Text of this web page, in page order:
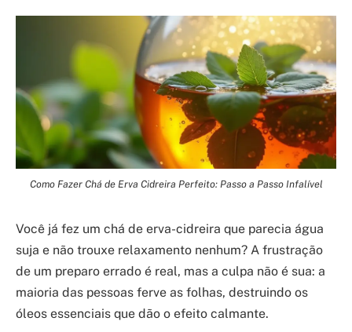
Como Fazer Chá de Erva Cidreira Perfeito: Passo a Passo Infalível
Você já fez um chá de erva-cidreira que parecia água
suja e não trouxe relaxamento nenhum? A frustração
de um preparo errado é real, mas a culpa não é sua: a
maioria das pessoas ferve as folhas, destruindo os
óleos essenciais que dão o efeito calmante.